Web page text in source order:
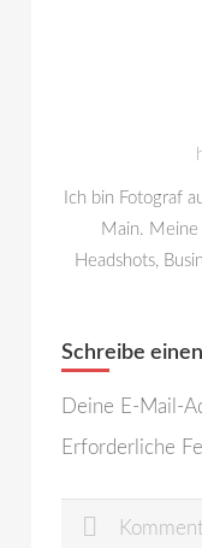
Ich bin Fotograf
Main.
Headshots,
Schreibe
Deine E-Mail-
Erforderliche